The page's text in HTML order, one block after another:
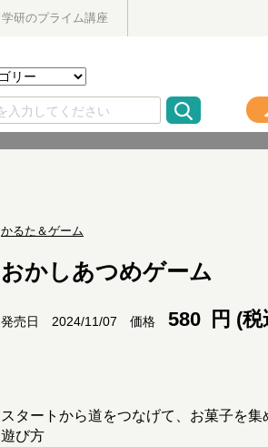
学研のプライム講座
かるた＆ゲーム
おかしあつめゲーム
発売日 2024/11/07 価格 580 円 (
スタートから道をつなげて、お菓子を集
遊び方